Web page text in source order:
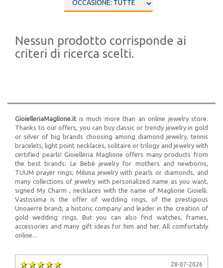
Nessun prodotto corrisponde ai
criteri di ricerca scelti.
GioielleriaMaglione.it is much more than an online jewelry store.
Thanks to our offers, you can buy classic or trendy jewelry in gold
or silver of big brands choosing among diamond jewelry, tennis
bracelets, light point necklaces, solitaire or trilogy and jewelry with
certified pearls! Gioielleria Maglione offers many products from
the best brands: Le Bebè jewelry for mothers and newborns,
TUUM prayer rings, Miluna jewelry with pearls or diamonds, and
many collections of jewelry with personalized name as you want,
signed My Charm , necklaces with the name of Maglione Gioielli.
Vastissima is the offer of wedding rings, of the prestigious
Unoaerre brand, a historic company and leader in the creation of
gold wedding rings. But you can also find watches, frames,
accessories and many gift ideas for him and her. All comfortably
online...
28-07-2026